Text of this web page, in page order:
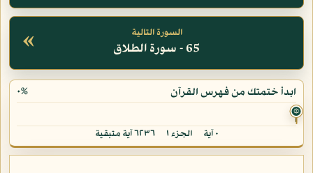
« السورة التالية
65 - سورة الطلاق
ابدأ ختمتك من فهرس القرآن ٠%
۞
٠ آية الجزء ١ ٦٢٣٦ آية متبقية